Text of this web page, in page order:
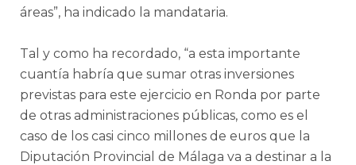
áreas”, ha indicado la mandataria.
Tal y como ha recordado, “a esta importante
cuantía habría que sumar otras inversiones
previstas para este ejercicio en Ronda por parte
de otras administraciones públicas, como es el
caso de los casi cinco millones de euros que la
Diputación Provincial de Málaga va a destinar a la